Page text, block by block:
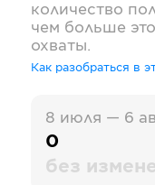
количество
чем больше
охваты.
Как разобраться в
8 июля — 6
0
без